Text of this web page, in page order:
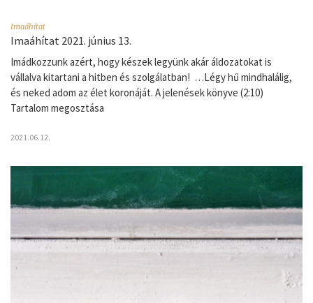
Imaáhítat
Imaáhítat 2021. június 13.
Imádkozzunk azért, hogy készek legyünk akár áldozatokat is
vállalva kitartani a hitben és szolgálatban! …Légy hű mindhalálig,
és neked adom az élet koronáját. A jelenések könyve (2:10)
Tartalom megosztása
2021.06.12.